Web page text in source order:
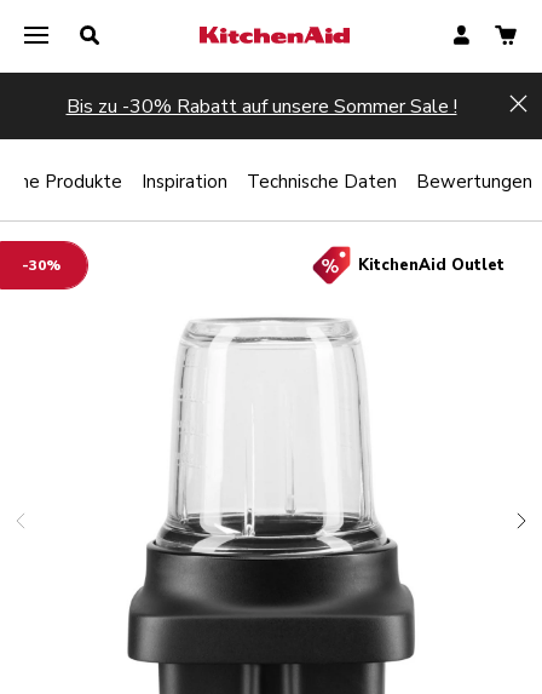
Bis zu -30% Rabatt auf unsere Sommer Sale !
-30% KitchenAid Outlet
Produkte Inspiration Technische Daten Bewertungen